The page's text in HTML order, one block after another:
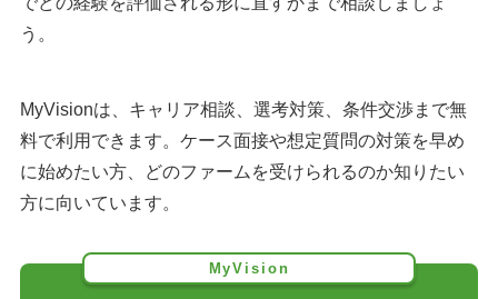
う。
MyVisionは、キャリア相談、選考対策、条件交渉まで無
料で利用できます。ケース面接や想定質問の対策を早め
に始めたい方、どのファームを受けられるのか知りたい
方に向いています。
MyVision